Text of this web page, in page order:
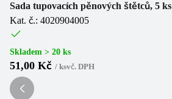
Sada tupovacích pěnových štětců, 5 ks
Kat. č.: 4020904005
Skladem > 20 ks
51,00 Kč / ksvč. DPH